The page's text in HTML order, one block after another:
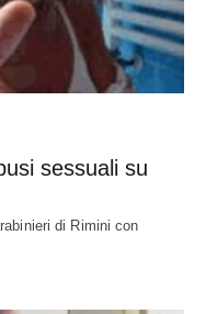
sessuali su
di Rimini con